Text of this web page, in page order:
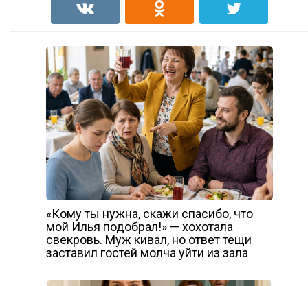
«Кому ты нужна, скажи спасибо, что
мой Илья подобрал!» — хохотала
свекровь. Муж кивал, но ответ тещи
заставил гостей молча уйти из зала